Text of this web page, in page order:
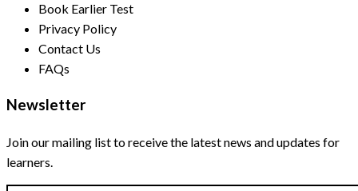
Book Earlier Test
Privacy Policy
Contact Us
FAQs
Newsletter
Join our mailing list to receive the latest news and updates for
learners.